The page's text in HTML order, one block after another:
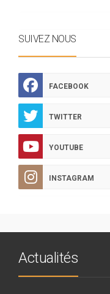
SUIVEZ NOUS
FACEBOOK
TWITTER
YOUTUBE
INSTAGRAM
Actualités